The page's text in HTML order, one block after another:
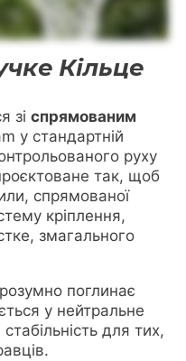
Кільце
зі спрямованим
у стандартній
руху
так, щоб
спрямованої
кріплення,
змагального
поглинає
у нейтральне
для тих,